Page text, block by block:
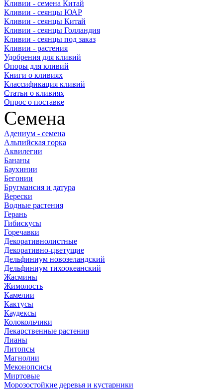
Кливии - семена Китай
Кливии - сеянцы ЮАР
Кливии - сеянцы Китай
Кливии - сеянцы Голландия
Кливии - сеянцы под заказ
Кливии - растения
Удобрения для кливий
Опоры для кливий
Книги о кливиях
Классификация кливий
Статьи о кливиях
Опрос о поставке
Семена
Адениум - семена
Альпийская горка
Аквилегии
Бананы
Баухинии
Бегонии
Бругмансия и датура
Верески
Водные растения
Герань
Гибискусы
Горечавки
Декоративнолистные
Декоративно-цветущие
Дельфиниум новозеландский
Дельфиниум тихоокеанский
Жасмины
Жимолость
Камелии
Кактусы
Каудексы
Колокольчики
Лекарственные растения
Лианы
Литопсы
Магнолии
Меконопсисы
Миртовые
Морозостойкие деревья и кустарники